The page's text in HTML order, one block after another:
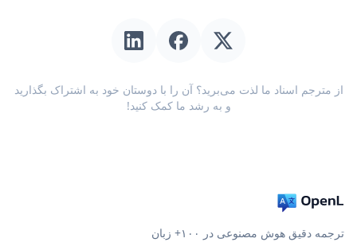
از مترجم اسناد ما لذت می‌برید؟ آن را با دوستان خود به اشتراک بگذارید
و به رشد ما کمک کنید!
ترجمه دقیق هوش مصنوعی در ۱۰۰+ زبان